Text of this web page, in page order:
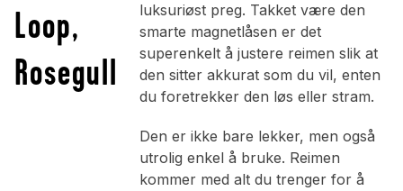
Loop,
Rosegull
luksuriøst preg. Takket være den
smarte magnetlåsen er det
superenkelt å justere reimen slik at
den sitter akkurat som du vil, enten
du foretrekker den løs eller stram.
Den er ikke bare lekker, men også
utrolig enkel å bruke. Reimen
kommer med alt du trenger for å